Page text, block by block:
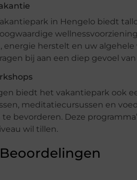
in Hengelo biedt
energie herstelt en uw
bij aan een diep gevoel
biedt het vakantiepark ook
meditatiecursussen en
bevorderen. Deze
wil tillen.